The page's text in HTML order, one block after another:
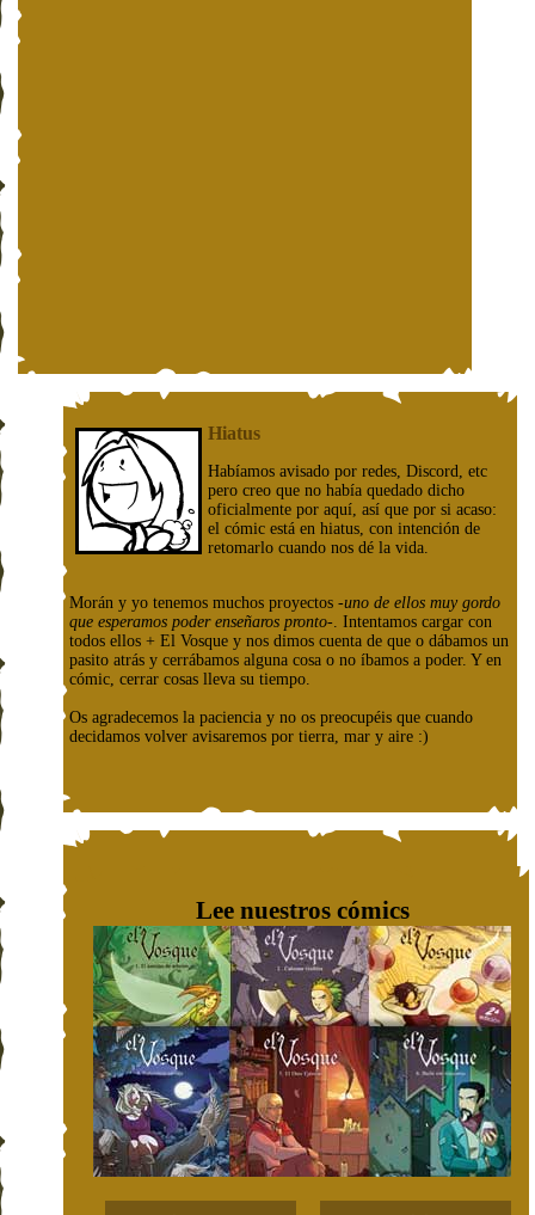
Hiatus
Habíamos avisado por redes, Discord, etc
pero creo que no había quedado dicho
oficialmente por aquí, así que por si acaso:
el cómic está en hiatus, con intención de
retomarlo cuando nos dé la vida.
Morán y yo tenemos muchos proyectos -uno de ellos muy gordo
que esperamos poder enseñaros pronto-. Intentamos cargar con
todos ellos + El Vosque y nos dimos cuenta de que o dábamos un
pasito atrás y cerrábamos alguna cosa o no íbamos a poder. Y en
cómic, cerrar cosas lleva su tiempo.
Os agradecemos la paciencia y no os preocupéis que cuando
decidamos volver avisaremos por tierra, mar y aire :)
Lee nuestros cómics